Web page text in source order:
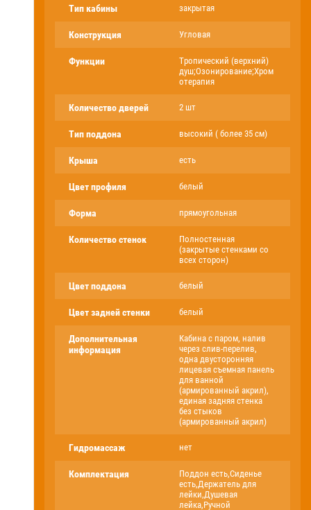
Тип кабины закрытая
Конструкция Угловая
Функции
Тропический (верхний)
душ;Озонирование;Хром
отерапия
Количество дверей 2 шт
Тип поддона высокий ( более 35 см)
Крыша есть
Цвет профиля белый
Форма прямоугольная
Количество стенок
Полностенная
(закрытые стенками со
всех сторон)
Цвет поддона белый
Цвет задней стенки белый
Дополнительная
информация
Кабина с паром, налив
через слив-перелив,
одна двусторонняя
лицевая съемная панель
для ванной
(армированный акрил),
единая задняя стенка
без стыков
(армированный акрил)
Гидромассаж нет
Комплектация
Поддон есть,Сиденье
есть,Держатель для
лейки,Душевая
лейка,Ручной